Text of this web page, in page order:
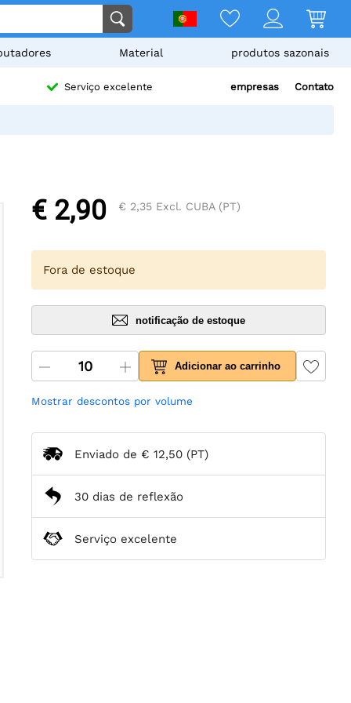
Material produtos sazonais
Serviço excelente empresas Contato
€ 2,90 € 2,35 Excl. CUBA (PT)
Fora de estoque
notificação de estoque
Adicionar ao carrinho
Mostrar descontos por volume
Enviado de € 12,50 (PT)
30 dias de reflexão
Serviço excelente